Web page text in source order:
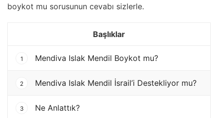
boykot mu sorusunun cevabı sizlerle.
Başlıklar
1 Mendiva Islak Mendil Boykot mu?
2 Mendiva Islak Mendil İsrail’i Destekliyor mu?
3 Ne Anlattık?